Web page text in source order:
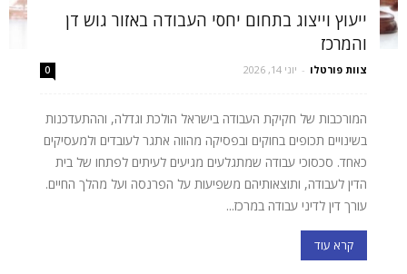
ייעוץ וייצוג בתחום יחסי העבודה באזור גוש דן
והמרכז
צוות פורטלו - יוני 14, 2026 0
המורכבות של חקיקת העבודה בישראל הולכת וגדלה, וההתעדכנות
בשינויים תכופים בחוקים ובפסיקה מהווה אתגר לעובדים ולמעסיקים
כאחד. סכסוכי עבודה שמתגלעים מגיעים לעיתים לפתחו של בית
הדין לעבודה, ותוצאותיהם משפיעות על הפרנסה ועל מהלך החיים.
עורך דין לדיני עבודה במרכז...
קרא עוד